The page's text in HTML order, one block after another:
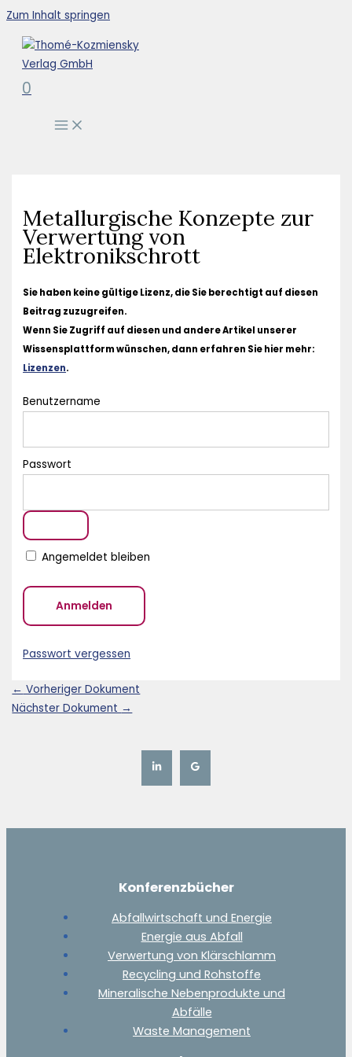
Zum Inhalt springen
0
Metallurgische Konzepte zur
Verwertung von
Elektronikschrott
Sie haben keine gültige Lizenz, die Sie berechtigt auf diesen
Beitrag zuzugreifen.
Wenn Sie Zugriff auf diesen und andere Artikel unserer
Wissensplattform wünschen, dann erfahren Sie hier mehr:
Lizenzen.
Benutzername
Passwort
Angemeldet bleiben
Passwort vergessen
← Vorheriger Dokument
Nächster Dokument →
Konferenzbücher
Abfallwirtschaft und Energie
Energie aus Abfall
Verwertung von Klärschlamm
Recycling und Rohstoffe
Mineralische Nebenprodukte und
Abfälle
Waste Management